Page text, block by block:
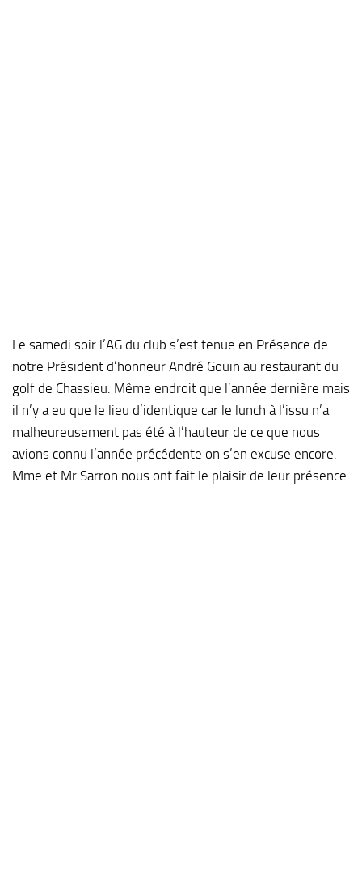
Le samedi soir l’AG du club s’est tenue en Présence de
notre Président d’honneur André Gouin au restaurant du
golf de Chassieu. Même endroit que l’année dernière mais
il n’y a eu que le lieu d’identique car le lunch à l’issu n’a
malheureusement pas été à l’hauteur de ce que nous
avions connu l’année précédente on s’en excuse encore.
Mme et Mr Sarron nous ont fait le plaisir de leur présence.